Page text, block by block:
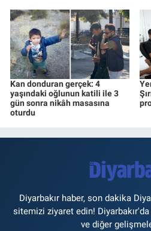
Kan donduran gerçek: 4
yaşındaki oğlunun katili ile 3
gün sonra nikâh masasına
oturdu
Diyarbakır haber, son dakika
sitemizi ziyaret edin!
ve diğer